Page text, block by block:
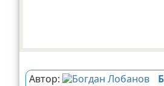
Автор: